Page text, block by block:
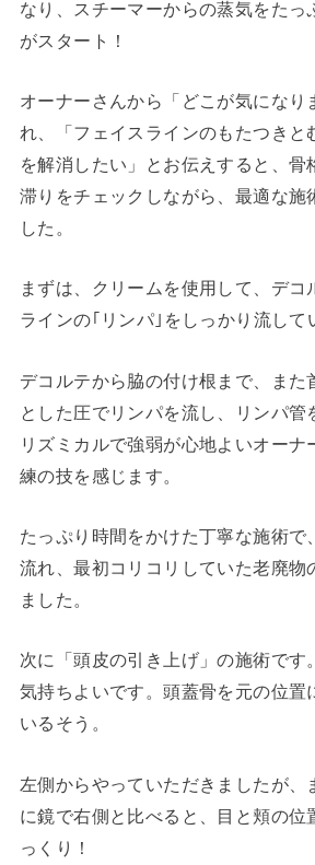
なり、スチーマーからの蒸気をたっ
がスタート！
オーナーさんから「どこが気になり
れ、「フェイスラインのもたつきと
を解消したい」とお伝えすると、骨
滞りをチェックしながら、最適な施
した。
まずは、クリームを使用して、デコ
ラインの｢リンパ｣をしっかり流して
デコルテから脇の付け根まで、また
とした圧でリンパを流し、リンパ管
リズミカルで強弱が心地よいオーナ
練の技を感じます。
たっぷり時間をかけた丁寧な施術で
流れ、最初コリコリしていた老廃物
ました。
次に「頭皮の引き上げ」の施術です
気持ちよいです。頭蓋骨を元の位置
いるそう。
左側からやっていただきましたが、
に鏡で右側と比べると、目と頬の位
っくり！